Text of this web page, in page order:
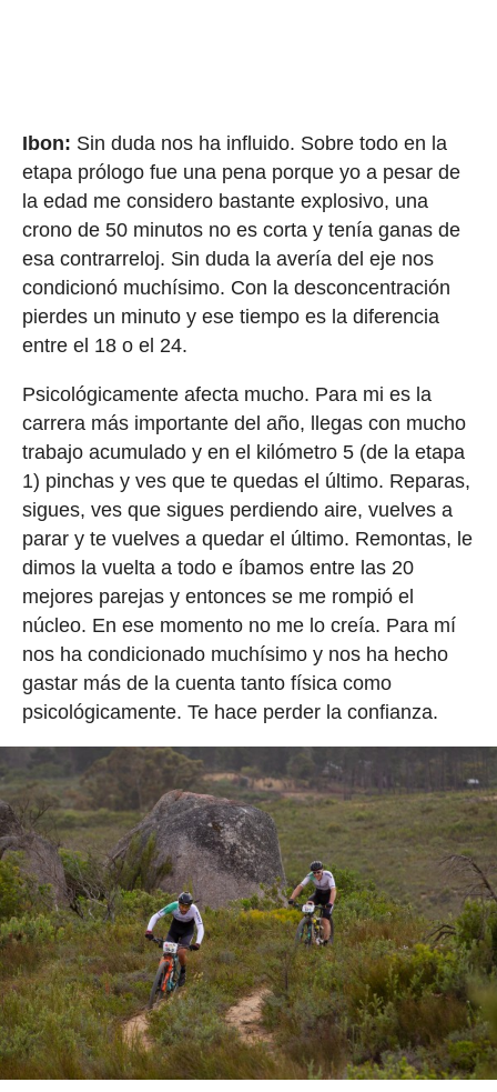
Ibon: Sin duda nos ha influido. Sobre todo en la
etapa prólogo fue una pena porque yo a pesar de
la edad me considero bastante explosivo, una
crono de 50 minutos no es corta y tenía ganas de
esa contrarreloj. Sin duda la avería del eje nos
condicionó muchísimo. Con la desconcentración
pierdes un minuto y ese tiempo es la diferencia
entre el 18 o el 24.
Psicológicamente afecta mucho. Para mi es la
carrera más importante del año, llegas con mucho
trabajo acumulado y en el kilómetro 5 (de la etapa
1) pinchas y ves que te quedas el último. Reparas,
sigues, ves que sigues perdiendo aire, vuelves a
parar y te vuelves a quedar el último. Remontas, le
dimos la vuelta a todo e íbamos entre las 20
mejores parejas y entonces se me rompió el
núcleo. En ese momento no me lo creía. Para mí
nos ha condicionado muchísimo y nos ha hecho
gastar más de la cuenta tanto física como
psicológicamente. Te hace perder la confianza.